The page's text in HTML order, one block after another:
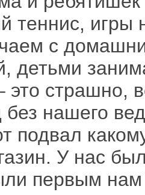
теннис, игры
с
детьми
это страшно,
без нашего
подвал
У нас
первым нам